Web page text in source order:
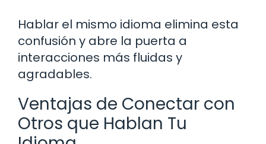
Hablar el mismo idioma elimina esta
confusión y abre la puerta a
interacciones más fluidas y
agradables.
Ventajas de Conectar con
Otros que Hablan Tu